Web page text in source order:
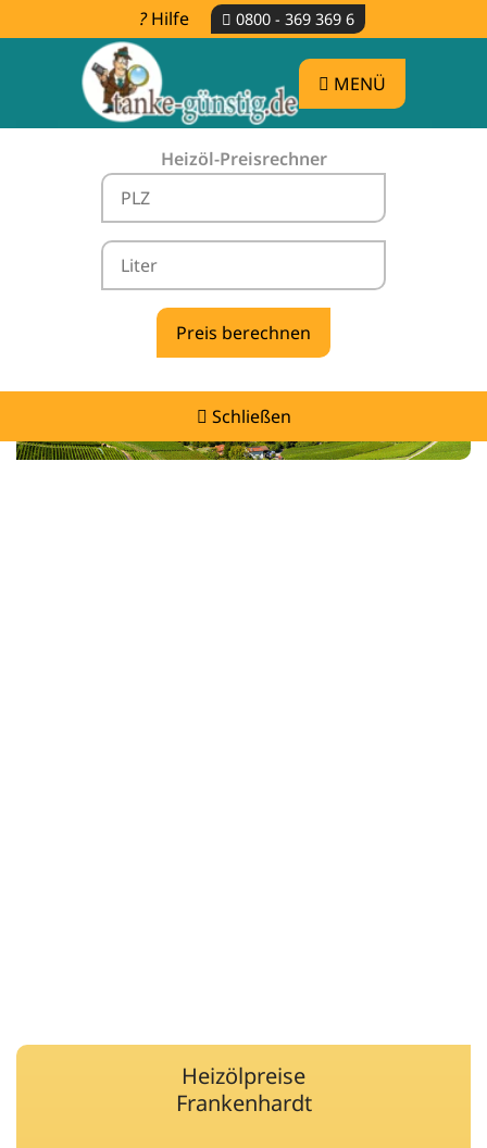
Hilfe 0800 - 369 369 6
MENÜ
Heizöl-Preisrechner
Schließen
Heizölpreise Frankenhardt -
vergleichen & günstig tanken
Heizölpreise
Frankenhardt